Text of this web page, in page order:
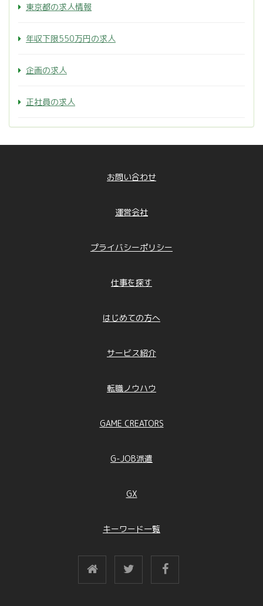
東京都の求人情報
年収下限550万円の求人
企画の求人
正社員の求人
お問い合わせ
運営会社
プライバシーポリシー
仕事を探す
はじめての方へ
サービス紹介
転職ノウハウ
GAME CREATORS
G-JOB派遣
GX
キーワード一覧